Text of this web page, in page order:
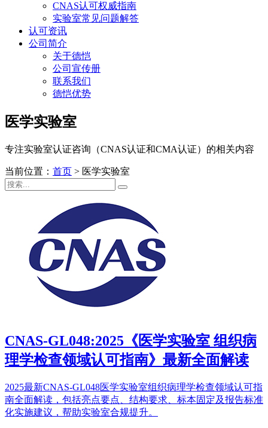
CNAS认可权威指南
实验室常见问题解答
认可资讯
公司简介
关于德恺
公司宣传册
联系我们
德恺优势
医学实验室
专注实验室认证咨询（CNAS认证和CMA认证）的相关内容
当前位置： 首页 > 医学实验室
CNAS-GL048:2025《医学实验室 组织病
理学检查领域认可指南》最新全面解读
2025最新CNAS-GL048医学实验室组织病理学检查领域认可指
南全面解读，包括亮点要点、结构要求、标本固定及报告标准
化实施建议，帮助实验室合规提升。